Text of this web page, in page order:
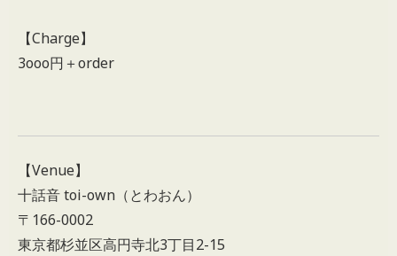
【Charge】
3ooo円＋order
【Venue】
十話音 toi-own（とわおん）
〒166-0002
東京都杉並区高円寺北3丁目2-15